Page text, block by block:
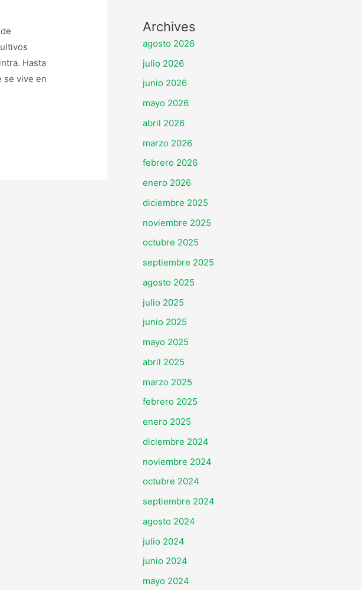
Hasta
se vive en
Archives
agosto 2026
julio 2026
junio 2026
mayo 2026
abril 2026
marzo 2026
febrero 2026
enero 2026
diciembre 2025
noviembre 2025
octubre 2025
septiembre 2025
agosto 2025
julio 2025
junio 2025
mayo 2025
abril 2025
marzo 2025
febrero 2025
enero 2025
diciembre 2024
noviembre 2024
octubre 2024
septiembre 2024
agosto 2024
julio 2024
junio 2024
mayo 2024